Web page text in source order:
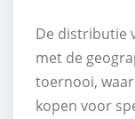
De distributie
met de
toernooi,
kopen voor